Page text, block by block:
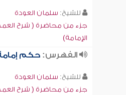
للشيخ: سلمان العودة
جزء من محاضرة ( شرح
الإمامة)
الفهرس:حكم
للشيخ: سلمان العودة
جزء من محاضرة ( شرح